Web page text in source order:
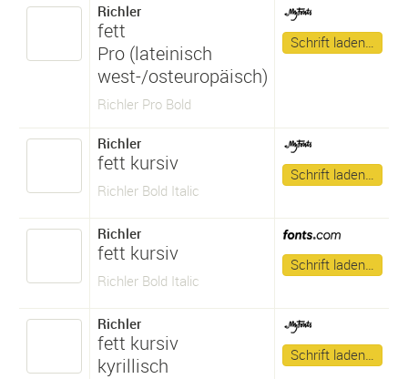
Richler
fett
Pro (lateinisch
west-/osteuropäisch)
Richler Pro Bold
Schrift laden…
Richler
fett kursiv
Richler Bold Italic
Schrift laden…
Richler
fett kursiv
Richler Bold Italic
Schrift laden…
Richler
fett kursiv
kyrillisch
Schrift laden…